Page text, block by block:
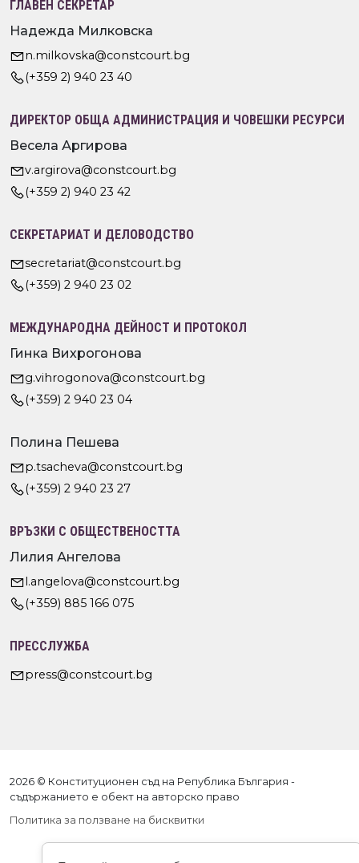
ГЛАВЕН СЕКРЕТАР
Надежда Милковска
n.milkovska@constcourt.bg
(+359 2) 940 23 40
ДИРЕКТОР ОБЩА АДМИНИСТРАЦИЯ И ЧОВЕШКИ РЕСУРСИ
Весела Аргирова
v.argirova@constcourt.bg
(+359 2) 940 23 42
СЕКРЕТАРИАТ И ДЕЛОВОДСТВО
secretariat@constcourt.bg
(+359) 2 940 23 02
МЕЖДУНАРОДНА ДЕЙНОСТ И ПРОТОКОЛ
Гинка Вихрогонова
g.vihrogonova@constcourt.bg
(+359) 2 940 23 04
Полина Пешева
p.tsacheva@constcourt.bg
(+359) 2 940 23 27
ВРЪЗКИ С ОБЩЕСТВЕНОСТТА
Лилия Ангелова
l.angelova@constcourt.bg
(+359) 885 166 075
ПРЕССЛУЖБА
press@constcourt.bg
2026 © Конституционен съд на Република България -
съдържанието е обект на авторско право
Политика за ползване на бисквитки